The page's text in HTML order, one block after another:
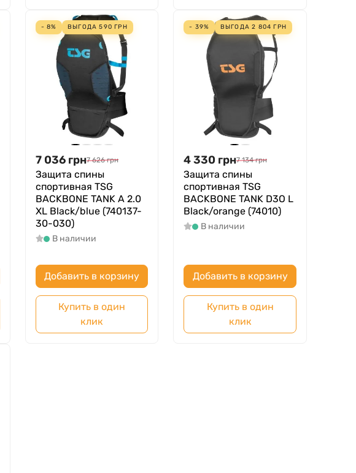
- 8% ВЫГОДА590 ГРН
7 036 грн7 626 грн
Защита спины
спортивная TSG
BACKBONE TANK A 2.0
XL Black/blue (740137-
30-030)
В наличии
Добавить в корзину
Купить в один
клик
- 39% ВЫГОДА2 804 ГРН
4 330 грн7 134 грн
Защита спины
спортивная TSG
BACKBONE TANK D3O L
Black/orange (74010)
В наличии
Добавить в корзину
Купить в один
клик